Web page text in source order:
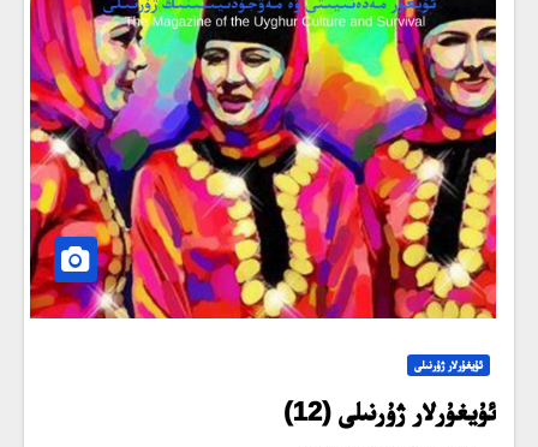
ئۇيغۇرلار ژۇرنىلى
ئۇيغۇرلار ژۇرنىلى (12)